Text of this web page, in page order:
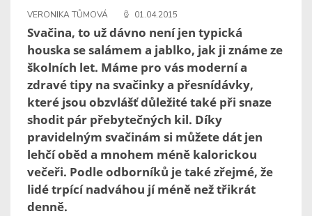
VERONIKA TŮMOVÁ 01.04.2015
Svačina, to už dávno není jen typická
houska se salámem a jablko, jak ji známe ze
školních let. Máme pro vás moderní a
zdravé tipy na svačinky a přesnídávky,
které jsou obzvlášť důležité také při snaze
shodit pár přebytečných kil. Díky
pravidelným svačinám si můžete dát jen
lehčí oběd a mnohem méně kalorickou
večeři. Podle odborníků je také zřejmé, že
lidé trpící nadváhou jí méně než třikrát
denně.